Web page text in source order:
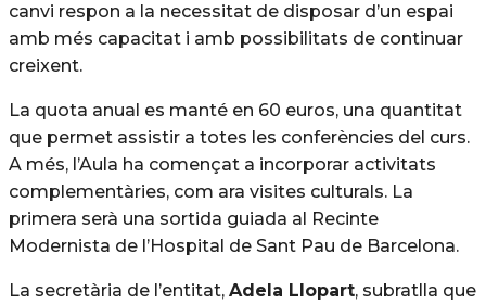
canvi respon a la necessitat de disposar d’un espai
amb més capacitat i amb possibilitats de continuar
creixent.
La quota anual es manté en 60 euros, una quantitat
que permet assistir a totes les conferències del curs.
A més, l’Aula ha començat a incorporar activitats
complementàries, com ara visites culturals. La
primera serà una sortida guiada al Recinte
Modernista de l’Hospital de Sant Pau de Barcelona.
La secretària de l’entitat, Adela Llopart, subratlla que